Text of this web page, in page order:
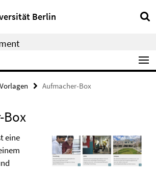
Berlin
Aufmacher-Box
Box
eine